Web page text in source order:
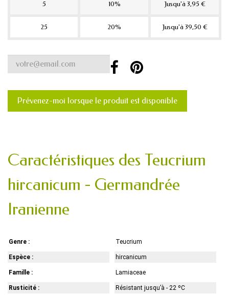
5 10% Jusqu'à 3,95 €
25 20% Jusqu'à 39,50 €
Prévenez-moi lorsque le produit est disponible
Caractéristiques des Teucrium
hircanicum - Germandrée
Iranienne
Genre : Teucrium
Espèce : hircanicum
Famille : Lamiaceae
Rusticité : Résistant jusqu’à - 22 ºC